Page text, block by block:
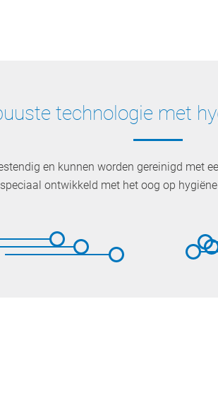
technologie met
en kunnen worden gereinigd met
ontwikkeld met het oog op